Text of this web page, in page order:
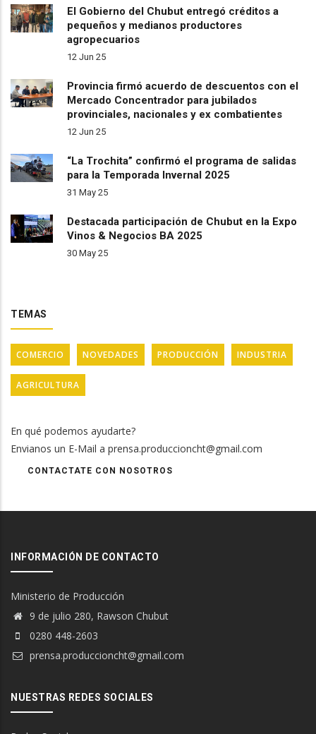
El Gobierno del Chubut entregó créditos a
pequeños y medianos productores
agropecuarios
12 Jun 25
Provincia firmó acuerdo de descuentos con el
Mercado Concentrador para jubilados
provinciales, nacionales y ex combatientes
12 Jun 25
“La Trochita” confirmó el programa de salidas
para la Temporada Invernal 2025
31 May 25
Destacada participación de Chubut en la Expo
Vinos & Negocios BA 2025
30 May 25
TEMAS
COMERCIO NOVEDADES PRODUCCIÓN INDUSTRIA
AGRICULTURA
En qué podemos ayudarte?
Envianos un E-Mail a prensa.produccioncht@gmail.com
CONTACTATE CON NOSOTROS
INFORMACIÓN DE CONTACTO
Ministerio de Producción
9 de julio 280, Rawson Chubut
0280 448-2603
prensa.produccioncht@gmail.com
NUESTRAS REDES SOCIALES